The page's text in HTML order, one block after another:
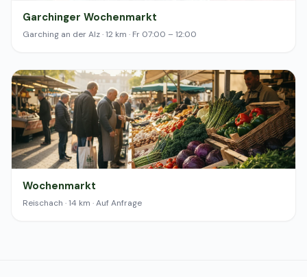
Garchinger Wochenmarkt
Garching an der Alz · 12 km · Fr 07:00 – 12:00
Wochenmarkt
Reischach · 14 km · Auf Anfrage